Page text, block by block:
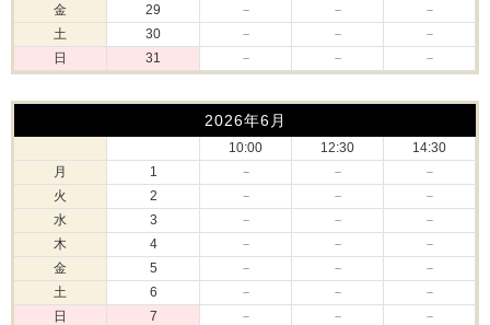
金
29 － －
－
土
30 － －
－
日
31 － － －
2026年6月
10:00 12:30
14:30
月
1 － －
－
火
2 － －
－
水
3 － －
－
木
4 － －
－
金
5 － －
－
土
6 － －
－
日
7 － －
－